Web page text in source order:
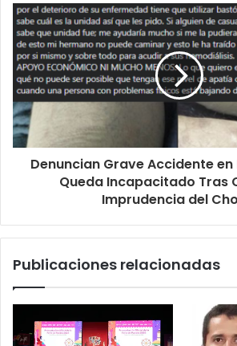
Denuncian Grave Accidente en
Queda Incapacitado Tras
Imprudencia del
Publicaciones relacionadas